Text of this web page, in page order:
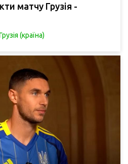
матчу Грузія -
(країна)